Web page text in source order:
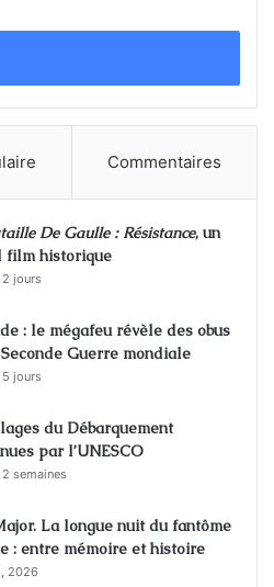
Commentaires
De Gaulle : Résistance, un
film historique
2 jours
: le mégafeu révèle des obus
Guerre mondiale
5 jours
du Débarquement
par l’UNESCO
2 semaines
La longue nuit du fantôme
: entre mémoire et histoire
2026